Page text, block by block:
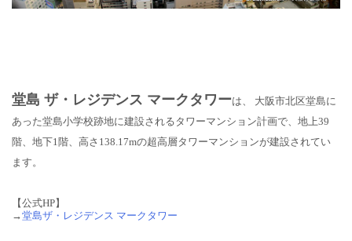
堂島 ザ・レジデンス マークタワーは、 大阪市北区堂島に
あった堂島小学校跡地に建設されるタワーマンション計画で、地上39
階、地下1階、高さ138.17mの超高層タワーマンションが建設されてい
ます。
【公式HP】
→堂島ザ・レジデンス マークタワー